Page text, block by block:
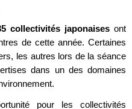
collectivités japonaisesont
de cette année. Certaines
les autres lors de la séance
dans un des domaines
pour les collectivités